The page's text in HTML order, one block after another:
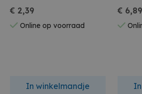
€ 2,39
Online op voorraad
In winkelmandje
€ 6,89